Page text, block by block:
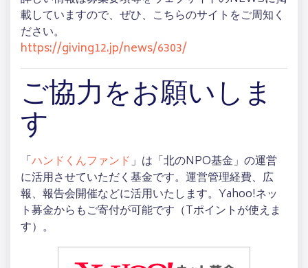
載していますので、ぜひ、こちらのサイトをご周知く
ださい。
https://giving12.jp/news/6303/
ご協力をお願いしま
す
「ハンドくんファンド」は「北のNPO基金」の運営
に活用させていただく基金です。運営管理経費、広
報、報告会開催などに活用いたします。Yahoo!ネッ
ト募金からもご寄付が可能です（Tポイントが使えま
す）。